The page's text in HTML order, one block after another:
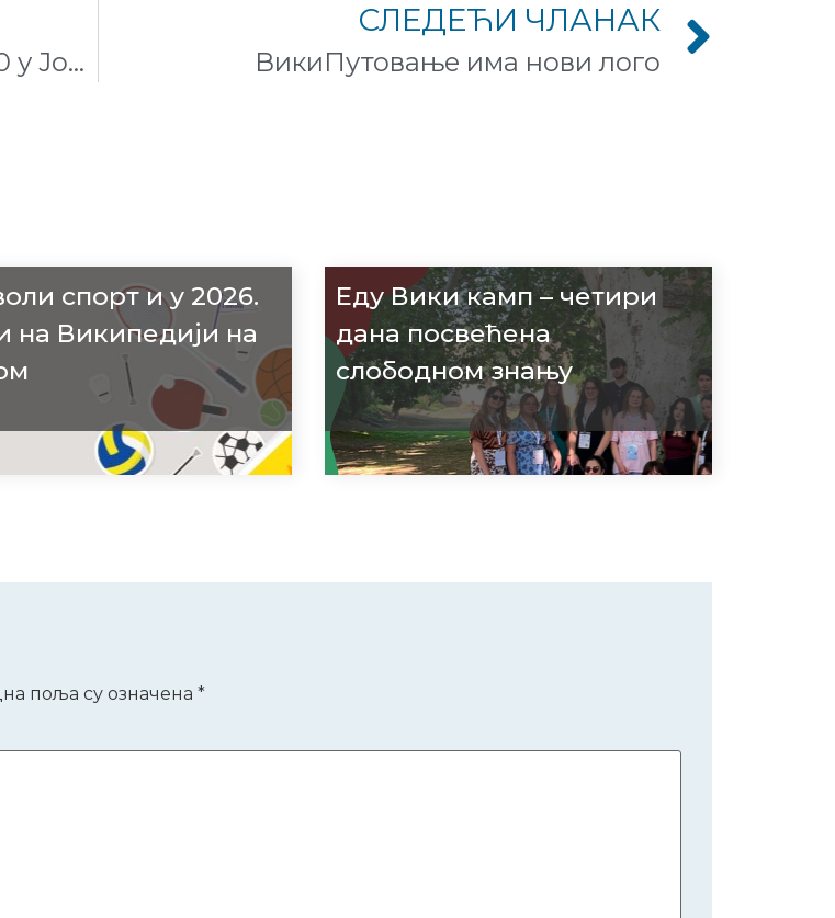
Умнија прва лансира Википедију 0 у Јордану
СЛЕДЕЋИ ЧЛАНАК
ВикиПутовање има нови лого
спорт и у 2026.
на Википедији на
Еду Вики камп – четири
дана посвећена
слободном знању
поља су означена *